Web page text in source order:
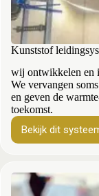
Kunststof
wij ontwikkelen en
We vervangen
en geven de
toekomst.
Bekijk dit